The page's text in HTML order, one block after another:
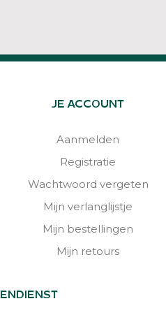
JE ACCOUNT
Aanmelden
Registratie
Wachtwoord vergeten
Mijn verlanglijstje
Mijn bestellingen
Mijn retours